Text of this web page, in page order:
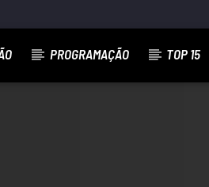
PROGRAMAÇÃO TOP 15